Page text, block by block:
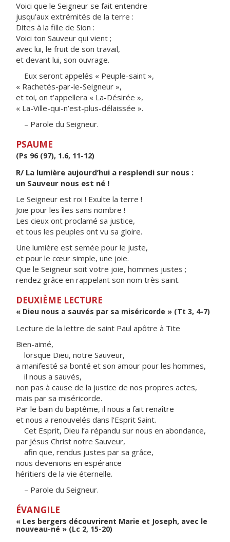
Voici que le Seigneur se fait entendre
jusqu’aux extrémités de la terre :
Dites à la fille de Sion :
Voici ton Sauveur qui vient ;
avec lui, le fruit de son travail,
et devant lui, son ouvrage.
Eux seront appelés « Peuple-saint »,
« Rachetés-par-le-Seigneur »,
et toi, on t’appellera « La-Désirée »,
« La-Ville-qui-n’est-plus-délaissée ».
– Parole du Seigneur.
PSAUME
(Ps 96 (97), 1.6, 11-12)
R/ La lumière aujourd’hui a resplendi sur nous :
un Sauveur nous est né !
Le Seigneur est roi ! Exulte la terre !
Joie pour les îles sans nombre !
Les cieux ont proclamé sa justice,
et tous les peuples ont vu sa gloire.
Une lumière est semée pour le juste,
et pour le cœur simple, une joie.
Que le Seigneur soit votre joie, hommes justes ;
rendez grâce en rappelant son nom très saint.
DEUXIÈME LECTURE
« Dieu nous a sauvés par sa miséricorde » (Tt 3, 4-7)
Lecture de la lettre de saint Paul apôtre à Tite
Bien-aimé,
lorsque Dieu, notre Sauveur,
a manifesté sa bonté et son amour pour les hommes,
il nous a sauvés,
non pas à cause de la justice de nos propres actes,
mais par sa miséricorde.
Par le bain du baptême, il nous a fait renaître
et nous a renouvelés dans l’Esprit Saint.
Cet Esprit, Dieu l’a répandu sur nous en abondance,
par Jésus Christ notre Sauveur,
afin que, rendus justes par sa grâce,
nous devenions en espérance
héritiers de la vie éternelle.
– Parole du Seigneur.
ÉVANGILE
« Les bergers découvrirent Marie et Joseph, avec le
nouveau-né » (Lc 2, 15-20)